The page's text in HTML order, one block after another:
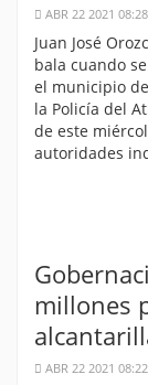
ABR 22 2021
Juan José
bala cuando
el municipio
la Policía del
de este
autoridades
millones
ABR 22 2021